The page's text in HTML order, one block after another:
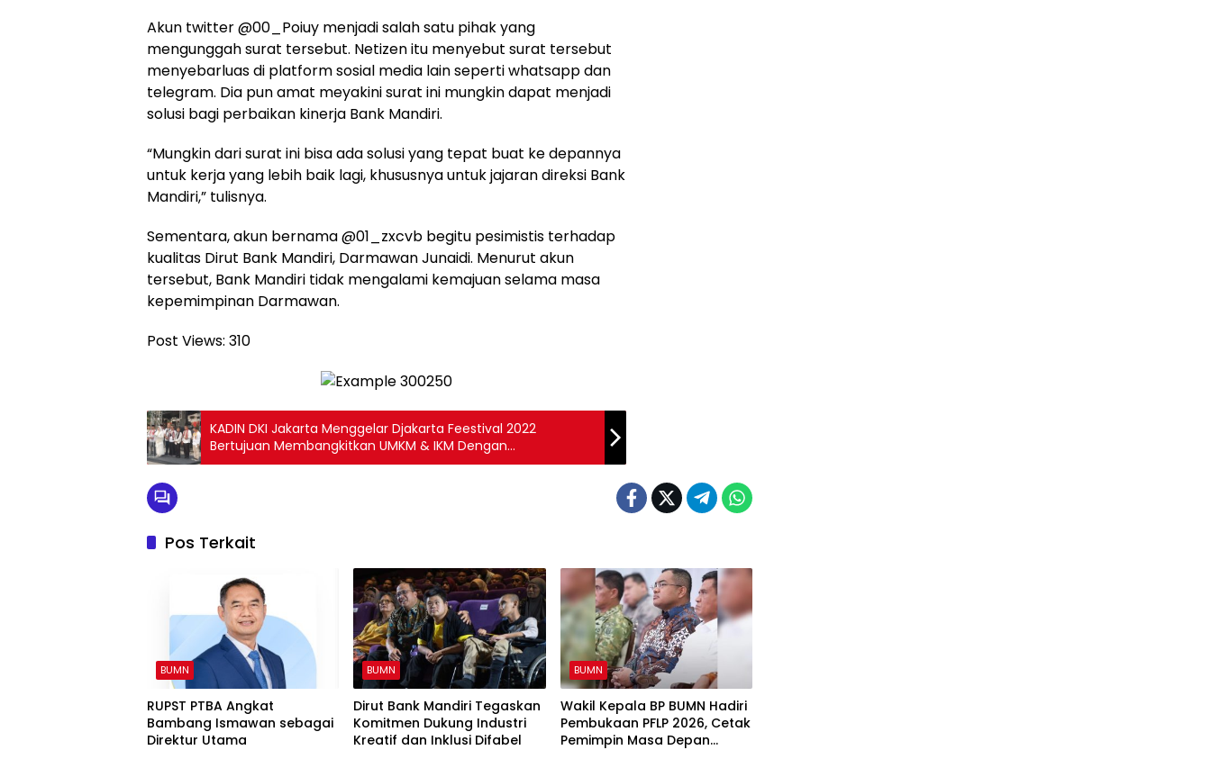
Akun twitter @00_Poiuy menjadi salah satu pihak yang
mengunggah surat tersebut. Netizen itu menyebut surat tersebut
menyebarluas di platform sosial media lain seperti whatsapp dan
telegram. Dia pun amat meyakini surat ini mungkin dapat menjadi
solusi bagi perbaikan kinerja Bank Mandiri.
“Mungkin dari surat ini bisa ada solusi yang tepat buat ke depannya
untuk kerja yang lebih baik lagi, khususnya untuk jajaran direksi Bank
Mandiri,” tulisnya.
Sementara, akun bernama @01_zxcvb begitu pesimistis terhadap
kualitas Dirut Bank Mandiri, Darmawan Junaidi. Menurut akun
tersebut, Bank Mandiri tidak mengalami kemajuan selama masa
kepemimpinan Darmawan.
Post Views: 310
KADIN DKI Jakarta Menggelar Djakarta Feestival 2022
Bertujuan Membangkitkan UMKM & IKM Dengan
Menghadirkan 300 Pelaku Usaha
Pos Terkait
BUMN
RUPST PTBA Angkat
Bambang Ismawan sebagai
Direktur Utama
BUMN
Dirut Bank Mandiri Tegaskan
Komitmen Dukung Industri
Kreatif dan Inklusi Difabel
BUMN
Wakil Kepala BP BUMN Hadiri
Pembukaan PFLP 2026, Cetak
Pemimpin Masa Depan